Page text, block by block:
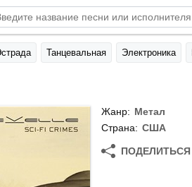
Танцевальная Электроника
Жанр: Метал
Страна: США
ПОДЕЛИТЬСЯ